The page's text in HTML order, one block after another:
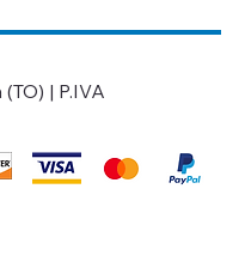
| P.IVA